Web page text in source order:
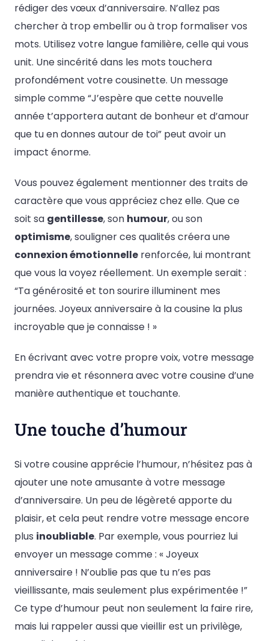
rédiger des vœux d’anniversaire. N’allez pas
chercher à trop embellir ou à trop formaliser vos
mots. Utilisez votre langue familière, celle qui vous
unit. Une sincérité dans les mots touchera
profondément votre cousinette. Un message
simple comme “J’espère que cette nouvelle
année t’apportera autant de bonheur et d’amour
que tu en donnes autour de toi” peut avoir un
impact énorme.
Vous pouvez également mentionner des traits de
caractère que vous appréciez chez elle. Que ce
soit sa gentillesse, son humour, ou son
optimisme, souligner ces qualités créera une
connexion émotionnelle renforcée, lui montrant
que vous la voyez réellement. Un exemple serait :
“Ta générosité et ton sourire illuminent mes
journées. Joyeux anniversaire à la cousine la plus
incroyable que je connaisse ! »
En écrivant avec votre propre voix, votre message
prendra vie et résonnera avec votre cousine d’une
manière authentique et touchante.
Une touche d’humour
Si votre cousine apprécie l’humour, n’hésitez pas à
ajouter une note amusante à votre message
d’anniversaire. Un peu de légèreté apporte du
plaisir, et cela peut rendre votre message encore
plus inoubliable. Par exemple, vous pourriez lui
envoyer un message comme : « Joyeux
anniversaire ! N’oublie pas que tu n’es pas
vieillissante, mais seulement plus expérimentée !”
Ce type d’humour peut non seulement la faire rire,
mais lui rappeler aussi que vieillir est un privilège,